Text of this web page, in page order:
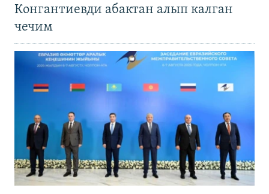
Конгантиевди абактан алып калган
чечим